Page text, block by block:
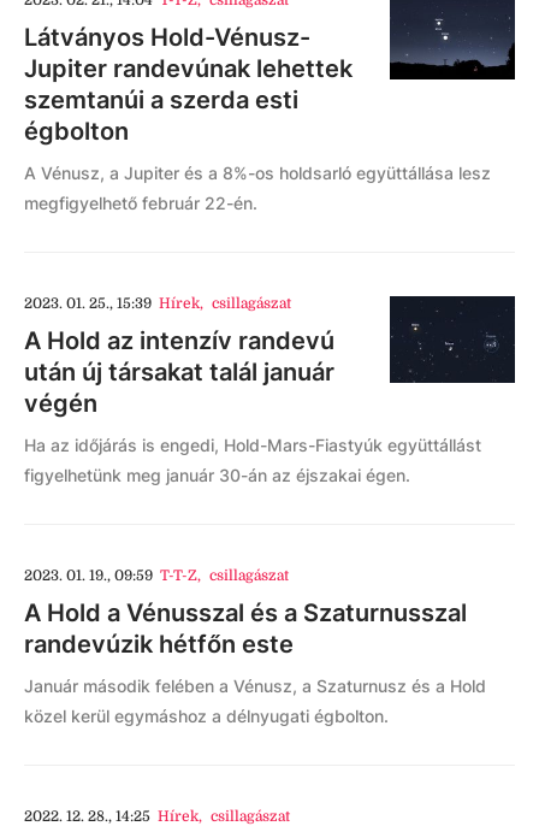
Látványos Hold-Vénusz-
Jupiter randevúnak lehettek
szemtanúi a szerda esti
égbolton
A Vénusz, a Jupiter és a 8%-os holdsarló együttállása lesz
megfigyelhető február 22-én.
2023. 01. 25., 15:39 Hírek, csillagászat
A Hold az intenzív randevú
után új társakat talál január
végén
Ha az időjárás is engedi, Hold-Mars-Fiastyúk együttállást
figyelhetünk meg január 30-án az éjszakai égen.
2023. 01. 19., 09:59 T-T-Z, csillagászat
A Hold a Vénusszal és a Szaturnusszal
randevúzik hétfőn este
Január második felében a Vénusz, a Szaturnusz és a Hold
közel kerül egymáshoz a délnyugati égbolton.
2022. 12. 28., 14:25 Hírek, csillagászat